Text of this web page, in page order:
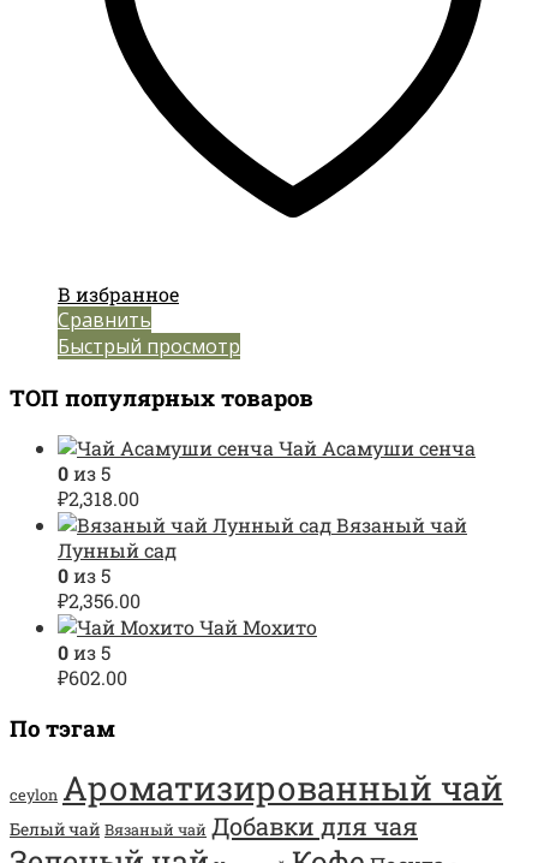
В избранное
Сравнить
Быстрый просмотр
ТОП популярных товаров
Чай Асамуши сенча
0из 5
₽2,318.00
Вязаный чай
Лунный сад
0из 5
₽2,356.00
Чай Мохито
0из 5
₽602.00
По тэгам
ceylon Ароматизированный чай
Белый чай Вязаный чай Добавки для чая